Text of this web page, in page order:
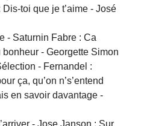
toi que je t’aime - José
- Saturnin Fabre : Ca
- Georgette Simon
- Fernandel :
ça, qu’on n’s’entend
en savoir davantage -
- Jose Janson : Sur